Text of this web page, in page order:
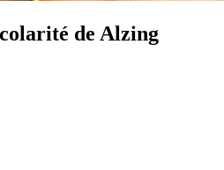
de Alzing